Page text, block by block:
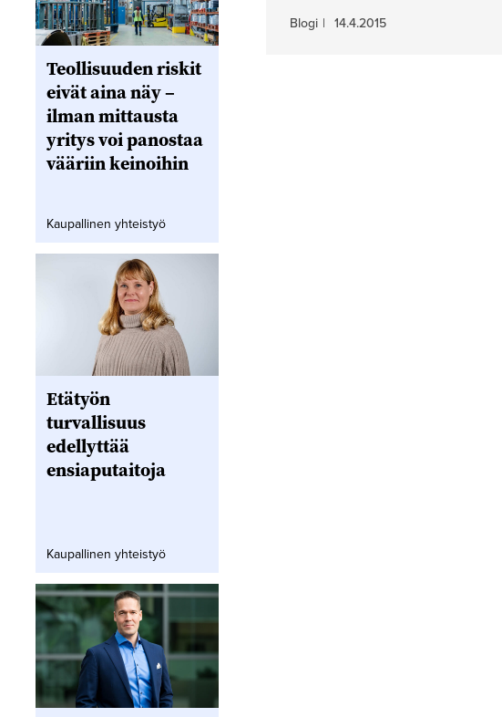
Blogi | 14.4.2015
Teollisuuden riskit
eivät aina näy –
ilman mittausta
yritys voi panostaa
vääriin keinoihin
Kaupallinen yhteistyö
Etätyön
turvallisuus
edellyttää
ensiaputaitoja
Kaupallinen yhteistyö